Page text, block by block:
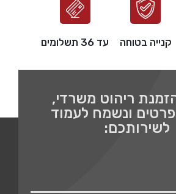
קנייה בטוחה עד 36 תשלומים
ריהוט משרדי,
ונשמח לעמוד
לשירותכם: